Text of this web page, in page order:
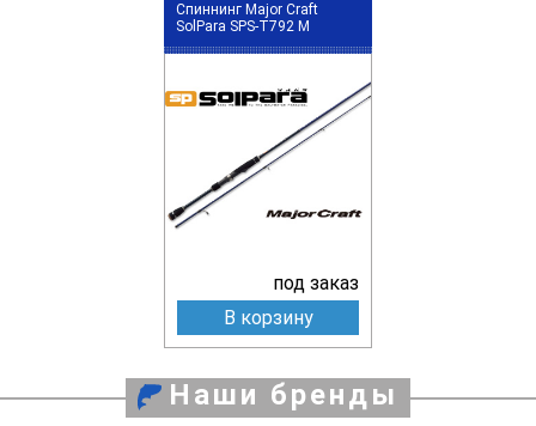
Спиннинг Major Craft
SolPara SPS-T792 M
под заказ
В корзину
Наши бренды